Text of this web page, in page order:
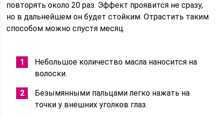
повторять около 20 раз. Эффект проявится не сразу,
но в дальнейшем он будет стойким. Отрастить таким
способом можно спустя месяц.
Небольшое количество масла наносится на
волоски.
Безымянными пальцами легко нажать на
точки у внешних уголков глаз.